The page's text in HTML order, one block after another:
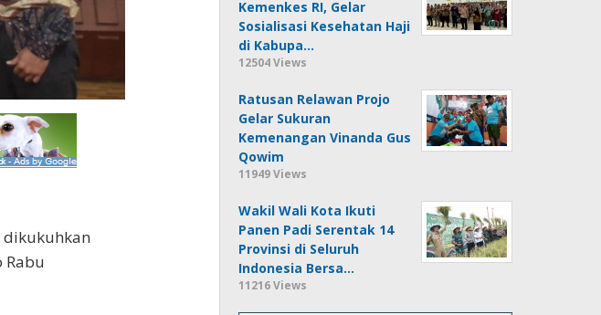
dikukuhkan
Kemenkes RI, Gelar
Sosialisasi Kesehatan Haji
di Kabupa…
12504 Views
Ratusan Relawan Projo
Gelar Sukuran
Kemenangan Vinanda Gus
Qowim
11949 Views
Wakil Wali Kota Ikuti
Panen Padi Serentak 14
Provinsi di Seluruh
Indonesia Bersa…
11216 Views